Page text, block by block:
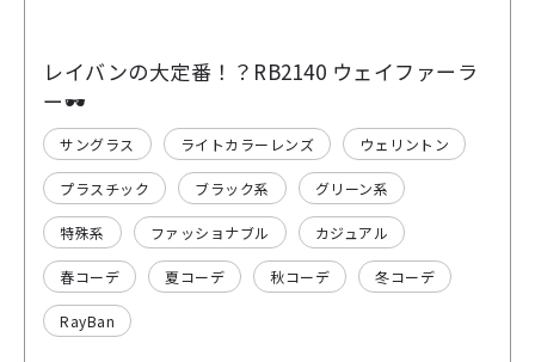
レイバンの大定番！？RB2140 ウェイファーラ
ー🕶️
サングラス ライトカラーレンズ ウェリントン
プラスチック ブラック系 グリーン系
特殊系 ファッショナブル カジュアル
春コーデ 夏コーデ 秋コーデ 冬コーデ
RayBan